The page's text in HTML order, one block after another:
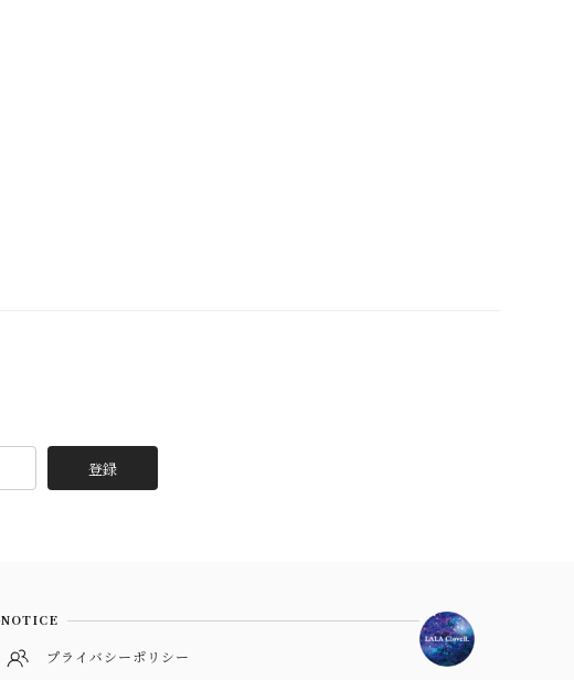
登録
NOTICE
プライバシーポリシー